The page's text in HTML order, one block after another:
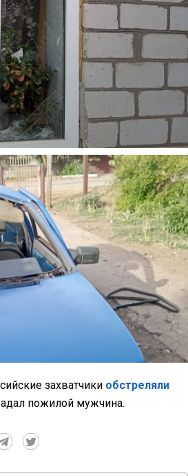
захватчики обстреляли
пожилой мужчина.